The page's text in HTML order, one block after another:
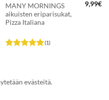
MANY MORNINGS
aikuisten eriparisukat,
Pizza Italiana
(1)
9,99€
evästeitä.